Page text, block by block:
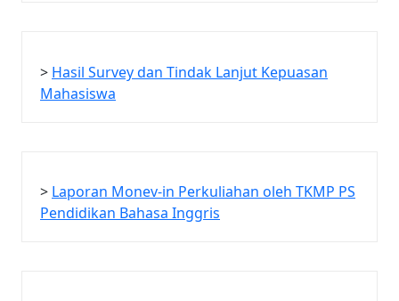
> Hasil Survey dan Tindak Lanjut Kepuasan
Mahasiswa
> Laporan Monev-in Perkuliahan oleh TKMP PS
Pendidikan Bahasa Inggris